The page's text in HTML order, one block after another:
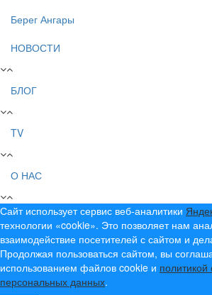
Берег Ангары
НОВОСТИ
БЛОГ
TV
О НАС
Сайт использует сервис веб-аналитики
технологии «cookie». Это позволяет нам
взаимодействие посетителей с сайтом и
Продолжая пользоваться сайтом, вы
использованием файлов cookie и политикой
персональных данных.